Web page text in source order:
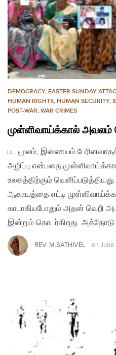
DEMOCRACY, EASTER SUNDAY
HUMAN RIGHTS, HUMAN SECURITY,
POST-WAR, WAR CRIMES
முள்ளிவாய்க்கால் அவலம்
பட மூலம், இணையம்
அழிப்பு என்பதை
உலகத்திற்கும்
ஆகாயத்தை எட்டி
காடாகியபோதும் அதன் வெறி
இன்றும் தொடர்கிறது.
REV. M.SATHIVEL on June